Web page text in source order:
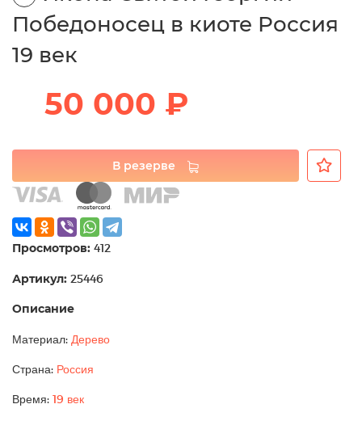
Победоносец в киоте Россия
19 век
50 000 ₽
В резерве
Просмотров: 412
Артикул: 25446
Описание
Материал: Дерево
Страна: Россия
Время: 19 век